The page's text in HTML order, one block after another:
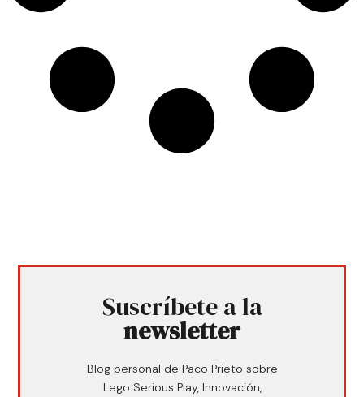
Suscríbete a la
newsletter
Blog personal de Paco Prieto sobre
Lego Serious Play, Innovación,